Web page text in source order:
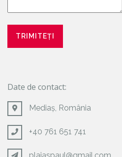
Date de contact:
Mediaș, România
+40 761 651 741